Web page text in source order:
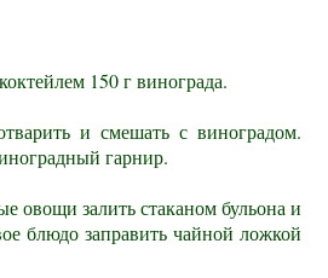
150 г винограда.
и смешать с виноградом.
гарнир.
овощи залить стаканом бульона и
блюдо заправить чайной ложкой